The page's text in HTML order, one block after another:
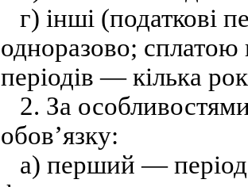
г) інші (податкові
одноразово; сплатою
періодів — кілька
2. За
обов’язку:
а) перший — період,